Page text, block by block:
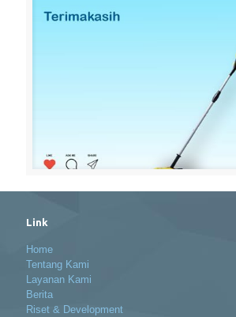
Link
Home
Tentang Kami
Layanan Kami
Berita
Riset & Development